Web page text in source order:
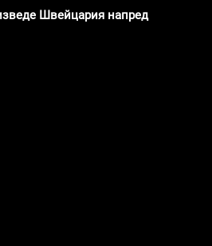
Швейцария напред